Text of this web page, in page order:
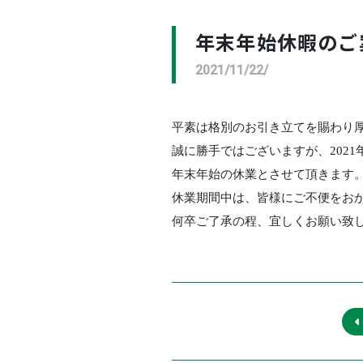
年末年始休暇の
2021/11/22/
平素は格別のお引き立てを賜わり
誠に勝手ではございますが、2021
年末年始の休業とさせて頂きます
休業期間中は、皆様にご不便をお
何卒ご了承の程、宜しくお願い致